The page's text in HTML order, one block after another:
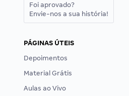
Foi aprovado?
Envie-nos a sua história!
PÁGINAS ÚTEIS
Depoimentos
Material Grátis
Aulas ao Vivo